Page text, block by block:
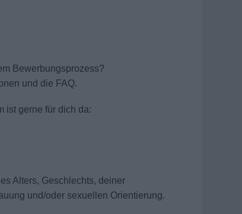
Bewerbungsprozess?
und die FAQ.
ist gerne für dich da:
Alters, Geschlechts, deiner
und/oder sexuellen Orientierung.